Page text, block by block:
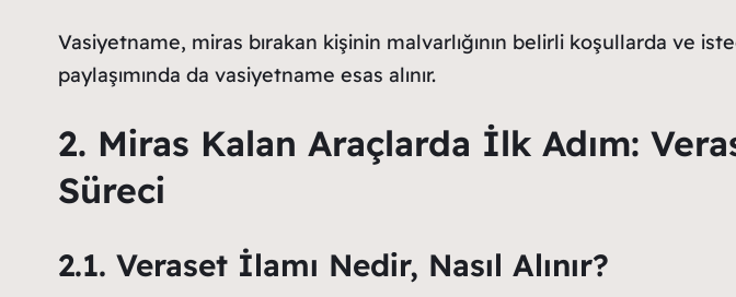
Vasiyetname, miras bırakan kişinin malvarlığının belirli koşullarda ve
paylaşımında da vasiyetname esas alınır.
2. Miras Kalan Araçlarda İlk Adım:
Süreci
2.1. Veraset İlamı Nedir, Nasıl Alınır?